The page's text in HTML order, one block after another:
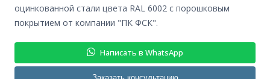
оцинкованной стали цвета RAL 6002 с порошковым
покрытием от компании "ПК ФСК".
Написать в WhatsApp